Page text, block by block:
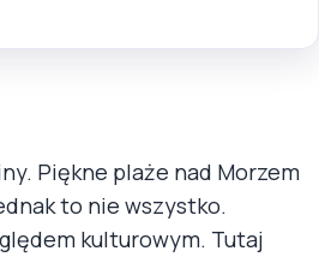
Piękne plaże nad Morzem
to nie wszystko.
kulturowym. Tutaj